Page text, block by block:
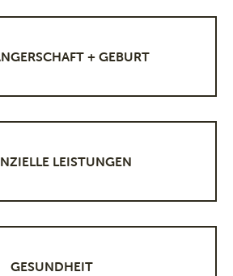
+ GEBURT
LEISTUNGEN
GESUNDHEIT